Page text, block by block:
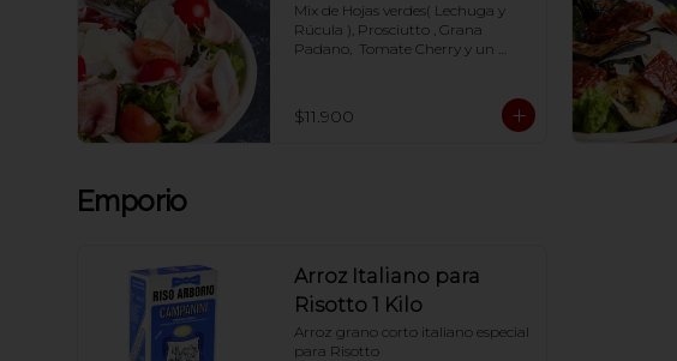
Mix de Hojas verdes( Lechuga y
Rúcula ), Prosciutto , Grana
Padano,  Tomate Cherry y un
y miel.-
$11.900
Emporio
Arroz Italiano para
Risotto 1 Kilo
Arroz grano corto italiano especial
para Risotto